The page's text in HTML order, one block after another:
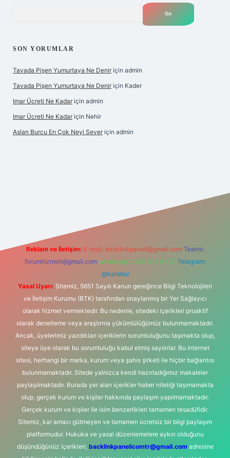
SON YORUMLAR
Tavada Pişen Yumurtaya Ne Denir için admin
Tavada Pişen Yumurtaya Ne Denir için Kader
Imar Ücreti Ne Kadar için admin
Imar Ücreti Ne Kadar için Nehir
Aslan Burcu En Çok Neyi Sever için admin
Reklam ve İletişim: E-mail: backlinkpaneli@gmail.com Teams:
forumhizmeti@gmail.com Whatsapp: 0262 606 0 726 Telegram:
@karabul
Yasal Uyarı: Sitemiz, 5651 Sayılı Kanun gereğince Bilgi Teknolojileri
ve İletişim Kurumu (BTK) tarafından onaylanmış bir Yer Sağlayıcı
olarak hizmet vermektedir. Bu nedenle, sitedeki içerikleri proaktif
olarak denetleme veya araştırma yükümlülüğümüz bulunmamaktadır.
Ancak, üyelerimiz yazdıkları içeriklerin sorumluluğunu taşımakta olup,
siteye üye olarak bu sorumluluğu kabul etmiş sayılırlar. Bu internet
sitesi, herhangi bir marka, kurum veya şahıs şirketi ile hiçbir bağlantısı
bulunmamaktadır. Sitede yalnızca kendi hazırladığımız makaleler
paylaşılmaktadır. Burada yer alan içerikler haber niteliği taşımamakta
olup, gerçek kurum ve kişiler hakkında paylaşım yapılmamaktadır.
Gerçek kurum ve kişiler ile isim benzerlikleri tamamen tesadüfidir.
Sitemiz, kar amacı gütmeyen ve tamamen ücretsiz bir bilgi paylaşım
platformudur. Hukuka ve yasal düzenlemelere aykırı olduğunu
düşündüğünüz içerikleri, backlinkpanelicomtr@gmail.comadresine